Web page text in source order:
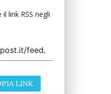
link RSS negli
LINK